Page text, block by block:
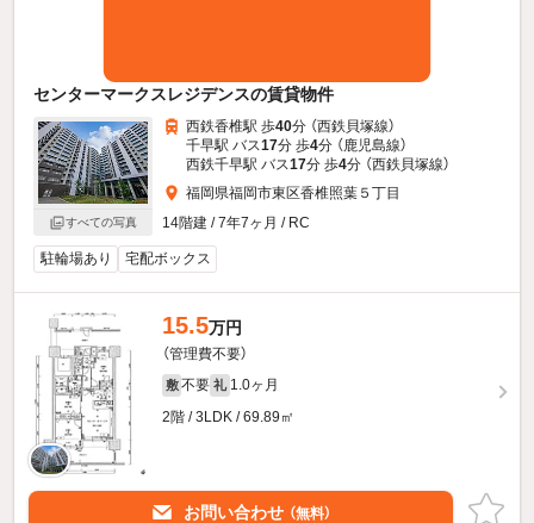
センターマークスレジデンスの賃貸物件
すべての写真
西鉄香椎駅 歩40分 （西鉄貝塚線）
千早駅 バス17分 歩4分 （鹿児島線）
西鉄千早駅 バス17分 歩4分 （西鉄貝塚線）
福岡県福岡市東区香椎照葉５丁目
14階建 / 7年7ヶ月 / RC
駐輪場あり 宅配ボックス
15.5万円
（管理費不要）
敷 不要 礼 1.0ヶ月
2階 / 3LDK / 69.89㎡
お問い合わせ （無料）